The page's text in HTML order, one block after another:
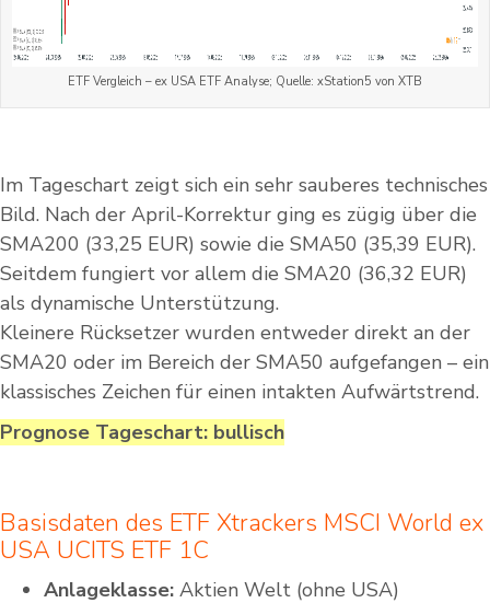
ETF Vergleich – ex USA ETF Analyse; Quelle: xStation5 von XTB
Im Tageschart zeigt sich ein sehr sauberes technisches
Bild. Nach der April-Korrektur ging es zügig über die
SMA200 (33,25 EUR) sowie die SMA50 (35,39 EUR).
Seitdem fungiert vor allem die SMA20 (36,32 EUR)
als dynamische Unterstützung.
Kleinere Rücksetzer wurden entweder direkt an der
SMA20 oder im Bereich der SMA50 aufgefangen – ein
klassisches Zeichen für einen intakten Aufwärtstrend.
Prognose Tageschart: bullisch
Basisdaten des ETF Xtrackers MSCI World ex
USA UCITS ETF 1C
Anlageklasse: Aktien Welt (ohne USA)